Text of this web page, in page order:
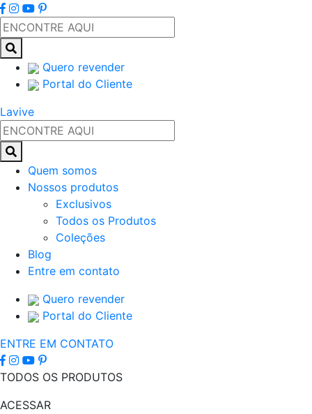
Quero revender
Portal do Cliente
Lavive
Quem somos
Nossos produtos
Exclusivos
Todos os Produtos
Coleções
Blog
Entre em contato
Quero revender
Portal do Cliente
ENTRE EM CONTATO
TODOS OS PRODUTOS
ACESSAR